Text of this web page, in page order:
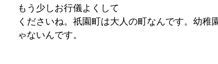
もう少しお行儀よくして
くださいね。祇園町は大人の町なんです。幼稚
ゃないんです。